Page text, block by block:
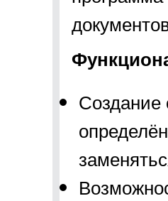
Создание